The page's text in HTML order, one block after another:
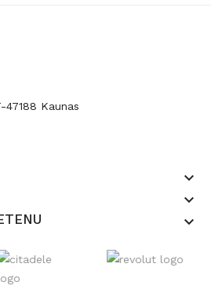
47188 Kaunas
keyboard_arrow_down
keyboard_arrow_down
keyboard_arrow_down